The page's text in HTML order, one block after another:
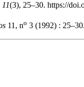
11(3), 25–30. https://
11, no 3 (1992) :